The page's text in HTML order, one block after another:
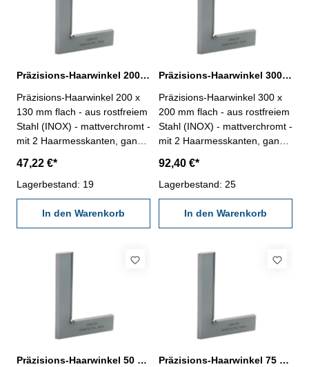
Präzisions-Haarwinkel 200 x 130 mm flach DIN 875/00
Präzisions-Haarwinkel 200 x
130 mm flach - aus rostfreiem
Stahl (INOX) - mattverchromt -
mit 2 Haarmesskanten, ganz
875/00 - im Behältnis/Kasten
Abmessung : 200 x 130 mm
47,22 €*
Lagerbestand: 19
In den Warenkorb
Präzisions-Haarwinkel 300 x 200 mm flach DIN 875/00
Präzisions-Haarwinkel 300 x
200 mm flach - aus rostfreiem
Stahl (INOX) - mattverchromt -
mit 2 Haarmesskanten, ganz
875/00 - im Behältnis/Kasten
Abmessung : 300 x 200 mm
92,40 €*
Lagerbestand: 25
In den Warenkorb
Präzisions-Haarwinkel 50 x 40 mm flach DIN 875/00
Präzisions-Haarwinkel 75 x 50 mm flach DIN 875/00